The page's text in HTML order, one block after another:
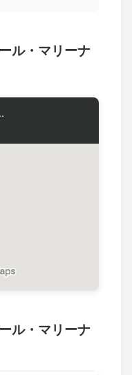
ル・マリーナ
ル・マリーナ